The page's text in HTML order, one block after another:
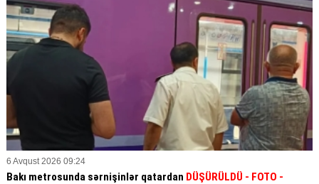
6 Avqust 2026 09:24
Bakı metrosunda sərnişinlər qatardan DÜŞÜRÜLDÜ - FOTO -